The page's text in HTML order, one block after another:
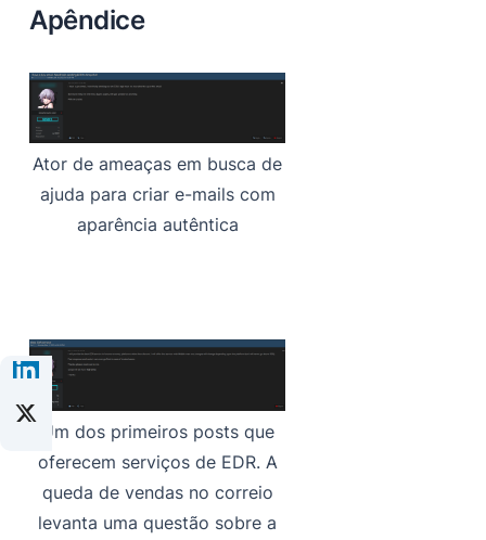
Apêndice
Ator de ameaças em busca de
ajuda para criar e-mails com
aparência autêntica
Um dos primeiros posts que
oferecem serviços de EDR. A
queda de vendas no correio
levanta uma questão sobre a